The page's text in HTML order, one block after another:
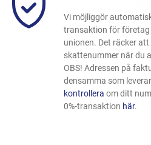
Vi möjliggör
transaktion för företag
unionen. Det räcker
skattenummer när du
OBS! Adressen på
densamma som
kontrollera om ditt
0%-transaktion här.